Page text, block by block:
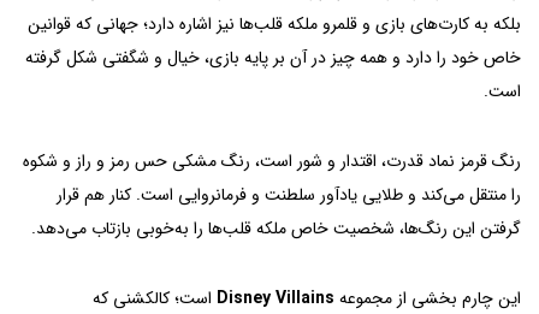
بلکه به کارت‌های بازی و قلمرو ملکه قلب‌ها نیز اشاره دارد؛ جهانی که قوانین
خاص خود را دارد و همه چیز در آن بر پایه بازی، خیال و شگفتی شکل گرفته
است.
رنگ قرمز نماد قدرت، اقتدار و شور است، رنگ مشکی حس رمز و راز و شکوه
را منتقل می‌کند و طلایی یادآور سلطنت و فرمانروایی است. کنار هم قرار
گرفتن این رنگ‌ها، شخصیت خاص ملکه قلب‌ها را به‌خوبی بازتاب می‌دهد.
این چارم بخشی از مجموعه Disney Villains است؛ کالکشنی که